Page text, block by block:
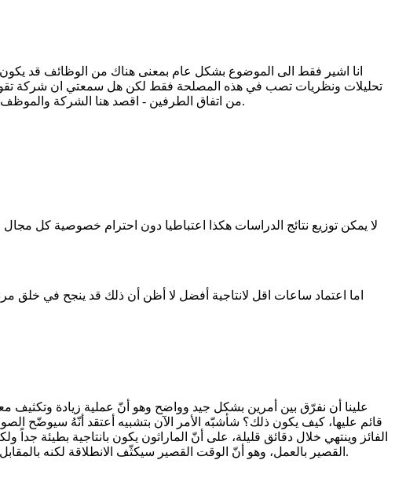
انا اشير فقط الى الموضوع بشكل عام بمعنى هناك من الوظائف قد يكون
تحليلات ونظريات تصب في هذه المصلحة فقط لكن هل سمعتي ان شركة تقوم
من اتفاق الطرفين - اقصد هنا الشركة والموظف - لصيغة تضمن مصلحة كلا منهما... لكن في وجهة نظري انه الصياغة او السياسة الحالية للشركات الكبرى تخدم مصلحتها فقط لاغير.
لا يمكن توزيع نتائج الدراسات هكذا اعتباطيا دون احترام خصوصية كل
اما اعتماد ساعات اقل لانتاجية أفضل لا أظن أن ذلك قد ينجح في خلق
علينا أن نفرّق بين أمرين بشكل جيد وواضح وهو أنّ عملية زيادة وتكثيف معدّل
الفائز وينتهي خلال دقائق قليلة، على أنّ الماراثون يكون بانتاجية بطيئة
القصير بالعمل، وهو أنّ الوقت القصير سيكثّف الانطلاقة لكنه بالمقابل لن يحل مسألة الانتاج، وبالتالي نحتاج عدد موظفين أكبر لو كنّا نريد انتاجية وانتاج معاً وهذه تكاليف ضخمة لا يمكن لكل شركة تحمّلها.